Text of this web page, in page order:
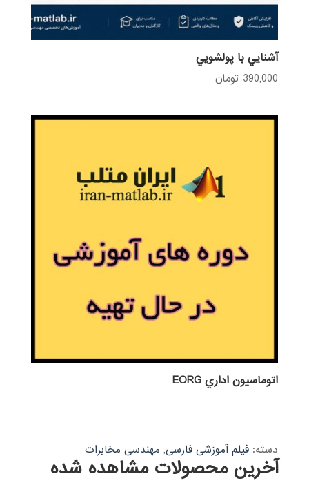
آشنايي با پولشويي
390,000 تومان
اتوماسيون اداري EORG
دسته: فیلم آموزشی فارسی, مهندسی مخابرات
آخرین محصولات مشاهده شده